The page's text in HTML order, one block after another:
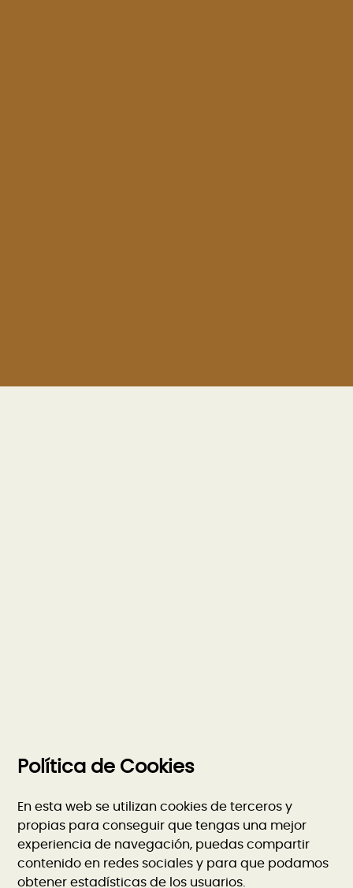
Política de Cookies
En esta web se utilizan cookies de terceros y
propias para conseguir que tengas una mejor
experiencia de navegación, puedas compartir
contenido en redes sociales y para que podamos
obtener estadísticas de los usuarios.